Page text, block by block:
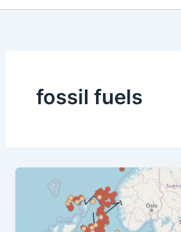
fossil fuels